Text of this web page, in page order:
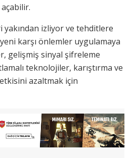
izliyor ve tehditlere
karşı önlemler uygulamaya
gelişmiş sinyal şifreleme
teknolojiler, karıştırma ve
azaltmak için